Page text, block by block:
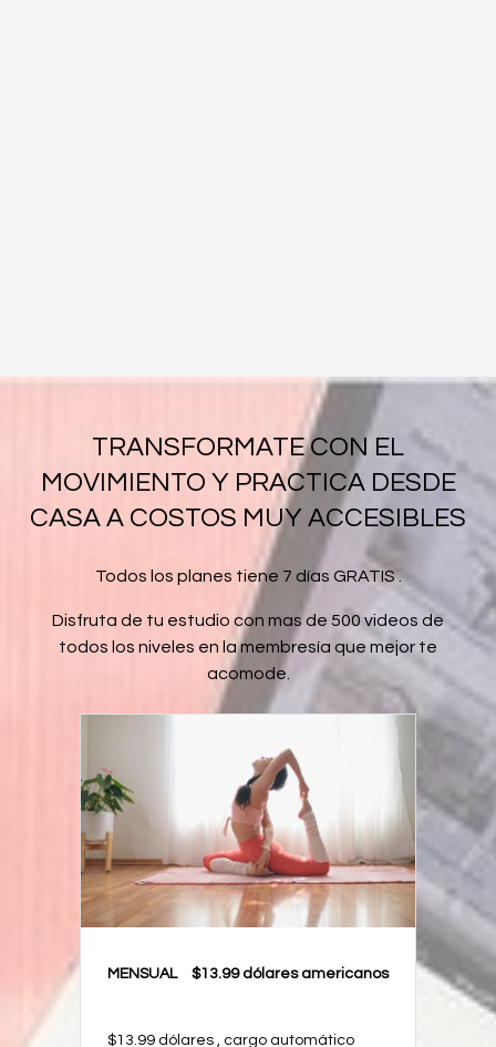
TRANSFORMATE CON EL
MOVIMIENTO Y PRACTICA DESDE
CASA A COSTOS MUY ACCESIBLES
Todos los planes tiene 7 días GRATIS .
Disfruta de tu estudio con mas de 500 videos de
todos los niveles en la membresía que mejor te
acomode.
MENSUAL $13.99 dólares americanos
$13.99 dólares , cargo automático